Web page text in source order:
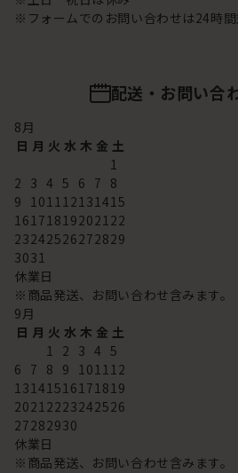
※フォームでのお問い合わせは24時間
配送・お問い合
8月
日 月 火 水 木 金 土
1
2 3 4 5 6 7 8
9 101112131415
16171819202122
23242526272829
3031
休業日
※商品発送、お問い合わせ含みます。
9月
日 月 火 水 木 金 土
1 2 3 4 5
6 7 8 9 101112
13141516171819
20212223242526
27282930
休業日
※商品発送、お問い合わせ含みます。